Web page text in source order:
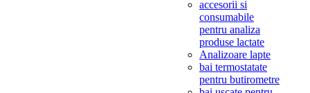
accesorii si
consumabile
pentru analiza
produse lactate
Analizoare lapte
bai termostatate
pentru butirometre